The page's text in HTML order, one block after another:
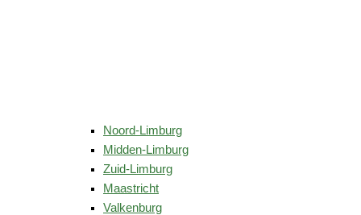
Noord-Limburg
Midden-Limburg
Zuid-Limburg
Maastricht
Valkenburg